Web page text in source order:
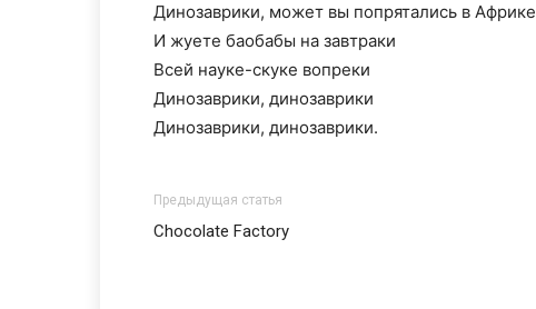
Динозаврики, может вы попрятались в Африке
И жуете баобабы на завтраки
Всей науке-скуке вопреки
Динозаврики, динозаврики
Динозаврики, динозаврики.
Предыдущая статья
Chocolate Factory